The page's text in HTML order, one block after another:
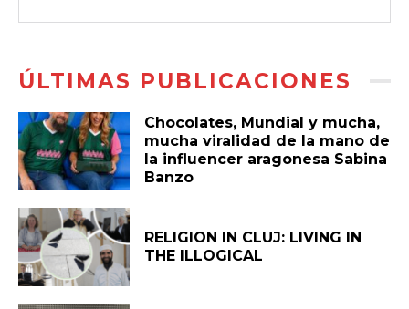
ÚLTIMAS PUBLICACIONES
Chocolates, Mundial y mucha,
mucha viralidad de la mano de
la influencer aragonesa Sabina
Banzo
RELIGION IN CLUJ: LIVING IN
THE ILLOGICAL